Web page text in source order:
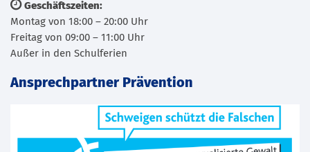
Geschäftszeiten:
Montag von 18:00 – 20:00 Uhr
Freitag von 09:00 – 11:00 Uhr
Außer in den Schulferien
Ansprechpartner Prävention